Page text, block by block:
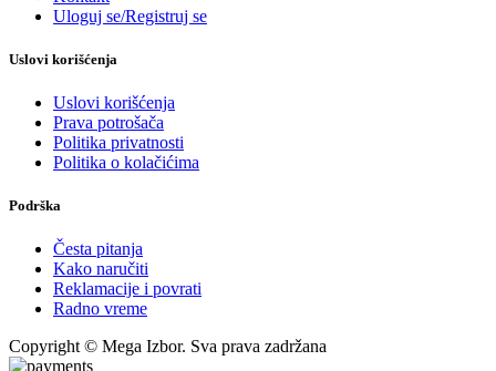
Uloguj se/Registruj se
Uslovi korišćenja
Uslovi korišćenja
Prava potrošača
Politika privatnosti
Politika o kolačićima
Podrška
Česta pitanja
Kako naručiti
Reklamacije i povrati
Radno vreme
Copyright © Mega Izbor. Sva prava zadržana